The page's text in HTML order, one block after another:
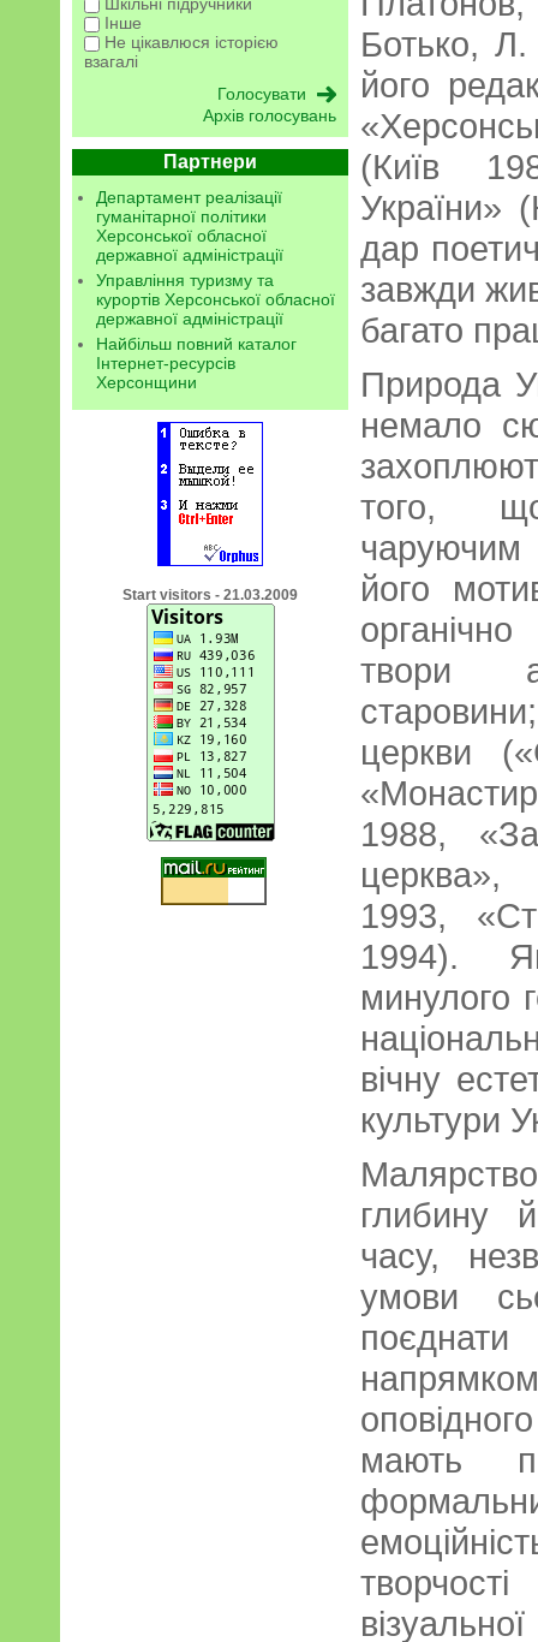
Інше
Не цікавлюся історією
взагалі
Архів голосувань
Партнери
Департамент реалізації
гуманітарної політики
Херсонської обласної
державної адміністрації
Управління туризму та
курортів Херсонської обласної
державної адміністрації
Найбільш повний каталог
Інтернет-ресурсів
Херсонщини
Start visitors - 21.03.2009
Ботько,
його
(Київ
України»
дар
завжди
багато
Природа
немало
того,
його
твори
церкви
1988,
церква»,
1993,
1994).
минулого
вічну
культури
глибину
часу,
умови
мають